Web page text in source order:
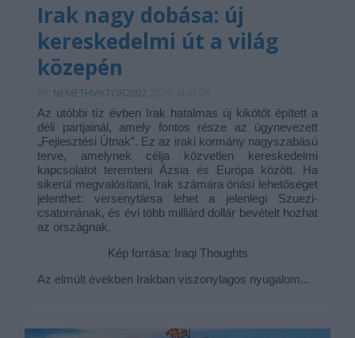
Irak nagy dobása: új
kereskedelmi út a világ
közepén
NEMETHVIKTOR2002
Az utóbbi tíz évben Irak hatalmas új kikötőt épített a
déli partjainál, amely fontos része az úgynevezett
„Fejlesztési Útnak”. Ez az iraki kormány nagyszabású
terve, amelynek célja közvetlen kereskedelmi
kapcsolatot teremteni Ázsia és Európa között. Ha
sikerül megvalósítani, Irak számára óriási lehetőséget
jelenthet: versenytársa lehet a jelenlegi Szuezi-
csatornának, és évi több milliárd dollár bevételt hozhat
az országnak.
Kép forrása: Iraqi Thoughts
Az elmúlt években Irakban viszonylagos nyugalom...